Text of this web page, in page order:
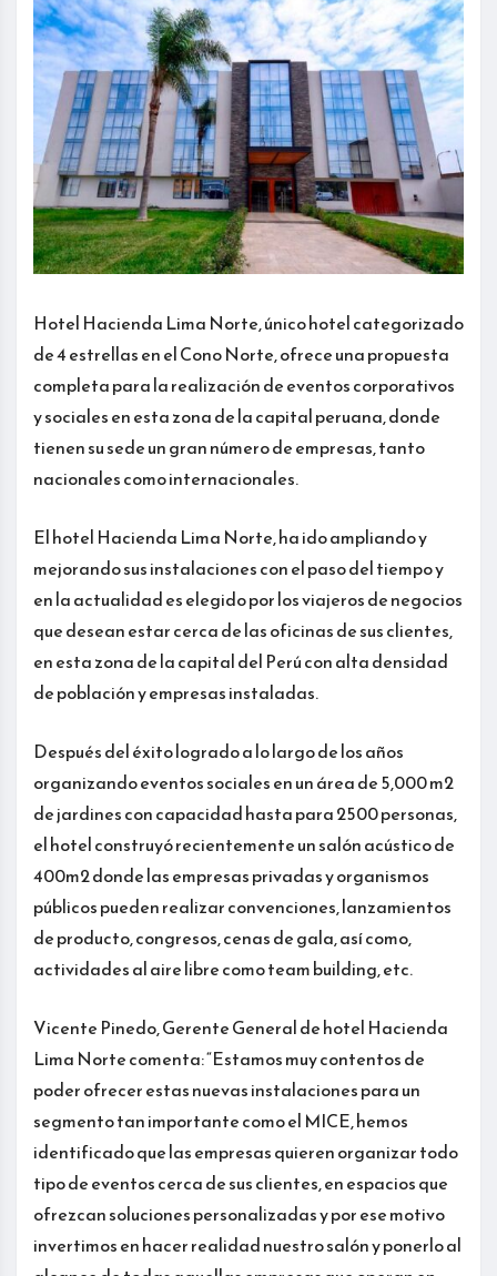
Hotel Hacienda Lima Norte, único hotel categorizado
de 4 estrellas en el Cono Norte, ofrece una propuesta
completa para la realización de eventos corporativos
y sociales en esta zona de la capital peruana, donde
tienen su sede un gran número de empresas, tanto
nacionales como internacionales.
El hotel Hacienda Lima Norte, ha ido ampliando y
mejorando sus instalaciones con el paso del tiempo y
en la actualidad es elegido por los viajeros de negocios
que desean estar cerca de las oficinas de sus clientes,
en esta zona de la capital del Perú con alta densidad
de población y empresas instaladas.
Después del éxito logrado a lo largo de los años
organizando eventos sociales en un área de 5,000 m2
de jardines con capacidad hasta para 2500 personas,
el hotel construyó recientemente un salón acústico de
400m2 donde las empresas privadas y organismos
públicos pueden realizar convenciones, lanzamientos
de producto, congresos, cenas de gala, así como,
actividades al aire libre como team building, etc.
Vicente Pinedo, Gerente General de hotel Hacienda
Lima Norte comenta: “Estamos muy contentos de
poder ofrecer estas nuevas instalaciones para un
segmento tan importante como el MICE, hemos
identificado que las empresas quieren organizar todo
tipo de eventos cerca de sus clientes, en espacios que
ofrezcan soluciones personalizadas y por ese motivo
invertimos en hacer realidad nuestro salón y ponerlo al